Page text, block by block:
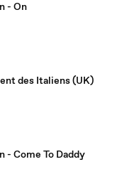
- On
des Italiens (UK)
- Come To Daddy